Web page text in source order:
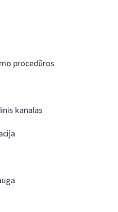
procedūros
kanalas